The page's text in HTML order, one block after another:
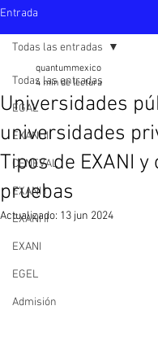
Entrada
Todas las entradas
EGAL
EXANI III
CENEVAL
EXANI I
EXANI II
EXANI
EGEL
Admisión
Todas las entradas
Universidades
universidades
Tipos de EXANI y
pruebas
quantummexico
4 min de lectura
Actualizado: 13 jun 2024